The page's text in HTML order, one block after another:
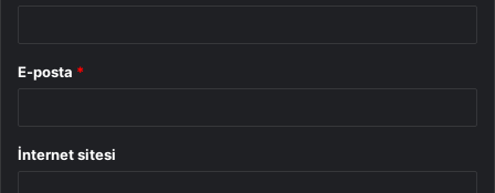
E-posta *
İnternet sitesi